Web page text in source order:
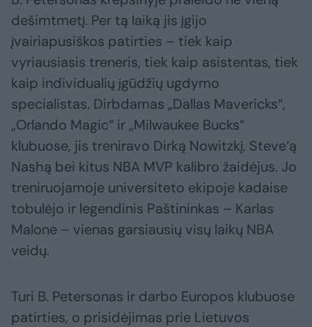
dešimtmetį. Per tą laiką jis įgijo
įvairiapusiškos patirties – tiek kaip
vyriausiasis treneris, tiek kaip asistentas, tiek
kaip individualių įgūdžių ugdymo
specialistas. Dirbdamas „Dallas Mavericks“,
„Orlando Magic“ ir „Milwaukee Bucks“
klubuose, jis treniravo Dirką Nowitzkį, Steve‘ą
Nashą bei kitus NBA MVP kalibro žaidėjus. Jo
treniruojamoje universiteto ekipoje kadaise
tobulėjo ir legendinis Paštininkas – Karlas
Malone – vienas garsiausių visų laikų NBA
veidų.
Turi B. Petersonas ir darbo Europos klubuose
patirties, o prisidėjimas prie Lietuvos